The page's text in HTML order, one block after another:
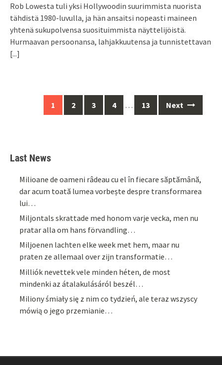
Rob Lowesta tuli yksi Hollywoodin suurimmista nuorista
tähdistä 1980-luvulla, ja hän ansaitsi nopeasti maineen
yhtenä sukupolvensa suosituimmista näyttelijöistä.
Hurmaavan persoonansa, lahjakkuutensa ja tunnistettavan
[...]
navigation
1 2 3 4 … 13 Next
Last News
Milioane de oameni râdeau cu el în fiecare săptămână,
dar acum toată lumea vorbește despre transformarea
lui…
Miljontals skrattade med honom varje vecka, men nu
pratar alla om hans förvandling…
Miljoenen lachten elke week met hem, maar nu
praten ze allemaal over zijn transformatie…
Milliók nevettek vele minden héten, de most
mindenki az átalakulásáról beszél…
Miliony śmiały się z nim co tydzień, ale teraz wszyscy
mówią o jego przemianie…